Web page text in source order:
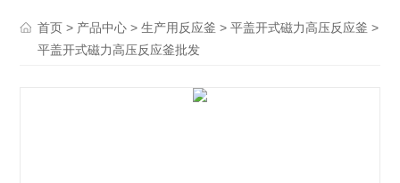
首页 > 产品中心 >生产用反应釜 >平盖开式磁力高压反应釜 >
平盖开式磁力高压反应釜批发